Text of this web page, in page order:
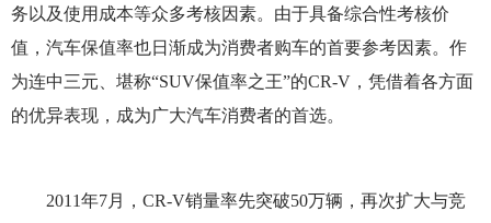
务以及使用成本等众多考核因素。由于具备综合性考核价
值，汽车保值率也日渐成为消费者购车的首要参考因素。作
为连中三元、堪称“SUV保值率之王”的CR-V，凭借着各方面
的优异表现，成为广大汽车消费者的首选。
2011年7月，CR-V销量率先突破50万辆，再次扩大与竞